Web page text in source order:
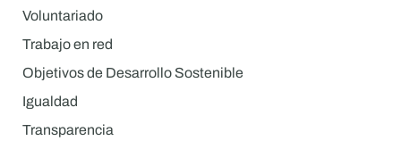
Voluntariado
Trabajo en red
Objetivos de Desarrollo Sostenible
Igualdad
Transparencia